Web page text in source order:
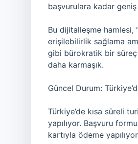
başvurulara kadar
Bu dijitalleşme hamlesi,
erişilebilirlik sağlama
gibi bürokratik bir süreç
daha karmaşık.
Güncel Durum:
Türkiye’de kısa süreli
yapılıyor. Başvuru
kartıyla ödeme